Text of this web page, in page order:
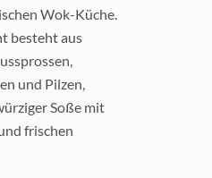
Wok-Küche.
besteht aus
und Pilzen,
Soße mit
frischen